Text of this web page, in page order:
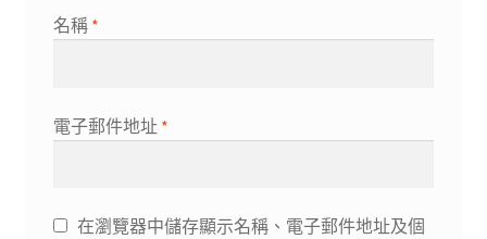
名稱 *
電子郵件地址 *
在瀏覽器中儲存顯示名稱、電子郵件地址及個